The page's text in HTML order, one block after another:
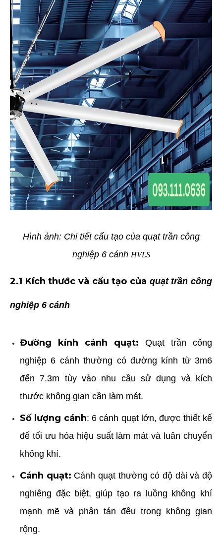
Hình ảnh: Chi tiết cấu tạo của quạt trần công
nghiệp 6 cánh HVLS
2.1 Kích thước và cấu tạo của quạt trần công
nghiệp 6 cánh
Đường kính cánh quạt: Quạt trần công
nghiệp 6 cánh thường có đường kính từ 3m6
đến 7.3m tùy vào nhu cầu sử dụng và kích
thước không gian cần làm mát.
Số lượng cánh: 6 cánh quạt lớn, được thiết kế
để tối ưu hóa hiệu suất làm mát và luân chuyển
không khí.
Cánh quạt: Cánh quạt thường có độ dài và độ
nghiêng đặc biệt, giúp tạo ra luồng không khí
mạnh mẽ và phân tán đều trong không gian
rộng.